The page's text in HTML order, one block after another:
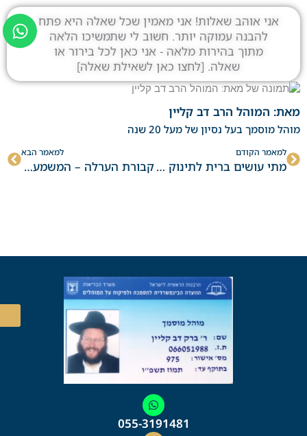
אני אוהב שאלות! אני מאמין שכל שאלה היא פתח
להבנה עמוקה יותר. חשוב לי שתמשיכו הלאה
מתוך בהירות מלאה - אני כאן לכל בירור או
שאלה. [לחצו כאן לשאילת שאלה]
W
h
s
מאת: המוהל הרב דב קליין
מוהל מוסמך בעל נסיון של מעל 20 שנה
קודםלמאמר הקודם
מתי עושים ברית לתינוק שנולד סמוך לשקיעה
למאמר הבא
קבורת הערלה – המשמעות הרוחנית
055-3191481